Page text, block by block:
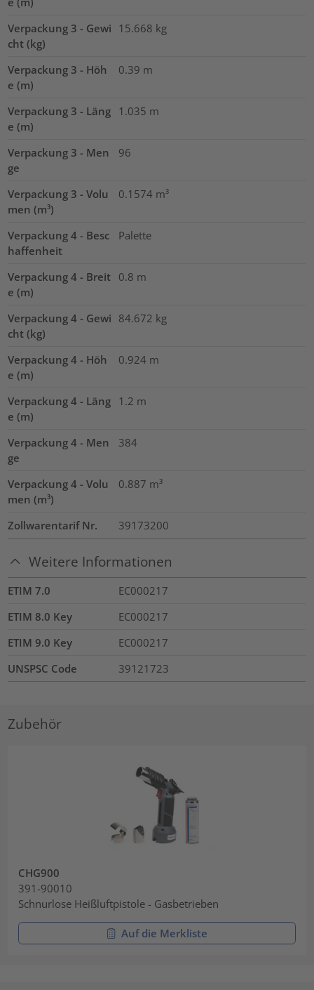
Verpackung 3 - Gewi
cht (kg)
15.668 kg
Verpackung 3 - Höh
e (m)
0.39 m
Verpackung 3 - Läng
e (m)
1.035 m
Verpackung 3 - Men
ge
96
Verpackung 3 - Volu
men (m³)
0.1574 m³
Verpackung 4 - Besc
haffenheit
Palette
Verpackung 4 - Breit
e (m)
0.8 m
Verpackung 4 - Gewi
cht (kg)
84.672 kg
Verpackung 4 - Höh
e (m)
0.924 m
Verpackung 4 - Läng
e (m)
1.2 m
Verpackung 4 - Men
ge
384
Verpackung 4 - Volu
men (m³)
0.887 m³
Zollwarentarif Nr. 39173200
Weitere Informationen
ETIM 7.0
EC000217
ETIM 8.0 Key
EC000217
ETIM 9.0 Key
EC000217
UNSPSC Code
39121723
Zubehör
CHG900
391-90010
Schnurlose Heißluftpistole - Gasbetrieben
Auf die Merkliste